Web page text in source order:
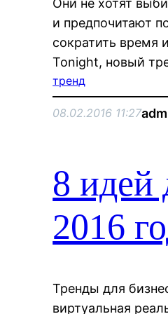
и предпочитают
сократить время
Tonight, новый
тренд
08.02.2016 11:27
8 идей
2016
Тренды для
виртуальная